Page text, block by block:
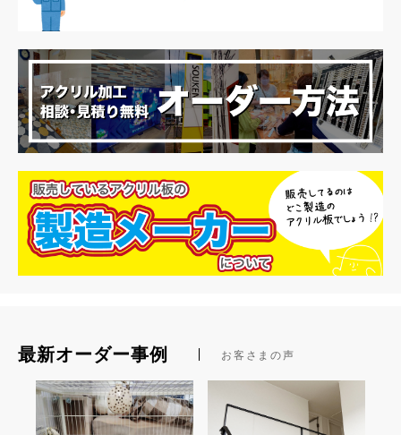
最新オーダー事例 お客さまの声